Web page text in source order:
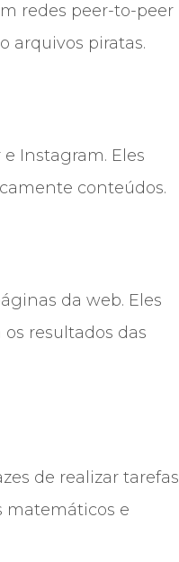
redes peer-to-peer
arquivos piratas.
Instagram. Eles
conteúdos.
da web. Eles
resultados das
de realizar tarefas
matemáticos e